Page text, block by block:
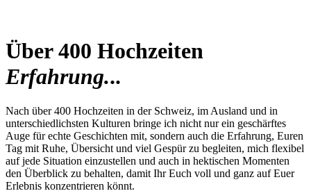
Über 400 Hochzeiten
Erfahrung...
Nach über 400 Hochzeiten in der Schweiz, im Ausland und in
unterschiedlichsten Kulturen bringe ich nicht nur ein geschärftes
Auge für echte Geschichten mit, sondern auch die Erfahrung, Euren
Tag mit Ruhe, Übersicht und viel Gespür zu begleiten, mich flexibel
auf jede Situation einzustellen und auch in hektischen Momenten
den Überblick zu behalten, damit Ihr Euch voll und ganz auf Euer
Erlebnis konzentrieren könnt.